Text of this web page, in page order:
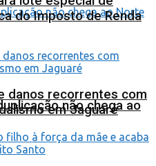
não chega ao
do Imposto de Renda
danos recorrentes com
em Jaguaré